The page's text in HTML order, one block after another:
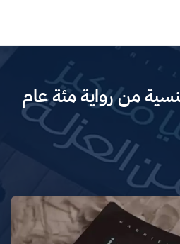
من رواية مئة عام